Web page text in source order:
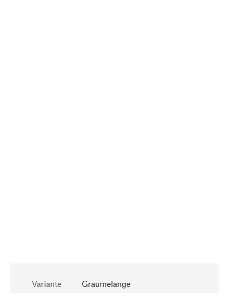
Variante Graumelange